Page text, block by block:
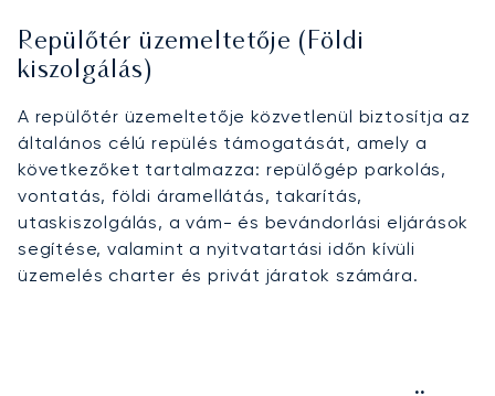
Repülőtér üzemeltetője (Földi
kiszolgálás)
A repülőtér üzemeltetője közvetlenül biztosítja az
általános célú repülés támogatását, amely a
következőket tartalmazza: repülőgép parkolás,
vontatás, földi áramellátás, takarítás,
utaskiszolgálás, a vám- és bevándorlási eljárások
segítése, valamint a nyitvatartási időn kívüli
üzemelés charter és privát járatok számára.